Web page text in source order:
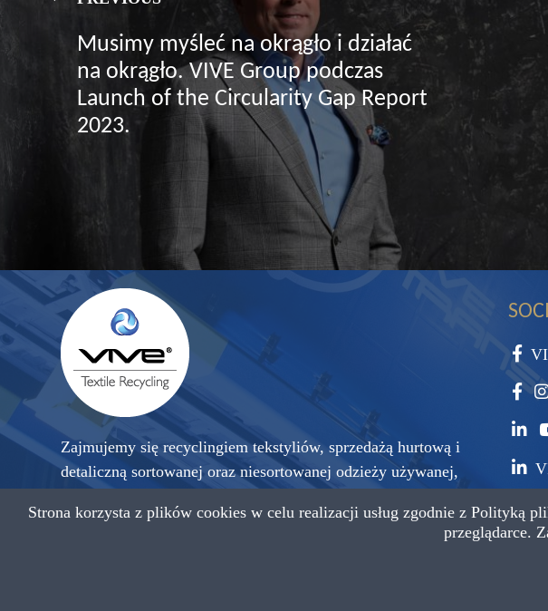
Musimy myśleć na okrągło i działać
na okrągło. VIVE Group podczas
Launch of the Circularity Gap Report
2023.
Zajmujemy się recyclingiem tekstyliów, sprzedażą hurtową i
detaliczną sortowanej oraz niesortowanej odzieży używanej,
przetworzonego na czyściwo przemysłowe.
Strona korzysta z plików cookies w celu realizacji usług zgodnie z Polityką
przeglądarce.